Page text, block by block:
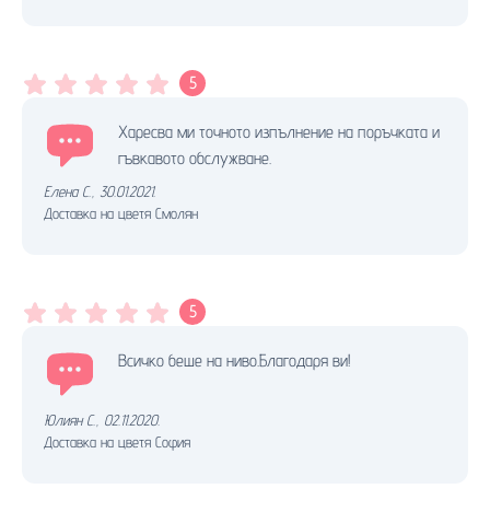
5
Харесва ми точното изпълнение на поръчката и
гъвкавото обслужване.
Елена С. 30.01.2021.
Доставка на цветя Смолян
5
Всичко беше на ниво.Благодаря ви!
Юлиян С. 02.11.2020.
Доставка на цветя София